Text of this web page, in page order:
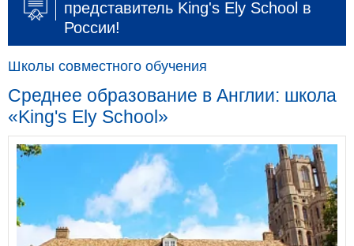
представитель King's Ely School в
России!
Школы совместного обучения
Среднее образование в Англии: школа
«King's Ely School»